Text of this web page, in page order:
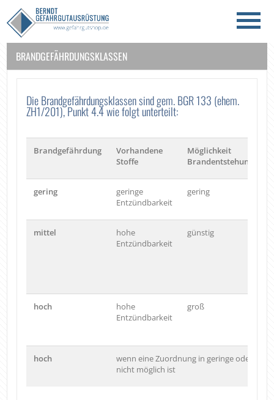
BRANDGEFÄHRDUNGSKLASSEN
Die Brandgefährdungsklassen sind gem. BGR 133 (ehem.
ZH1/201), Punkt 4.4 wie folgt unterteilt:
Brandgefährdung
Vorhandene
Stoffe
Möglichkeit
Brandentstehung
gering
geringe
Entzündbarkeit
gering
mittel
hohe
Entzündbarkeit
günstig
hoch
hohe
Entzündbarkeit
groß
hoch
wenn eine Zuordnung in geringe oder
nicht möglich ist